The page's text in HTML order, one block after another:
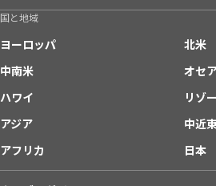
国と地域
ヨーロッパ
北米
中南米
オセ
ハワイ
リゾ
アジア
中近
アフリカ
日本